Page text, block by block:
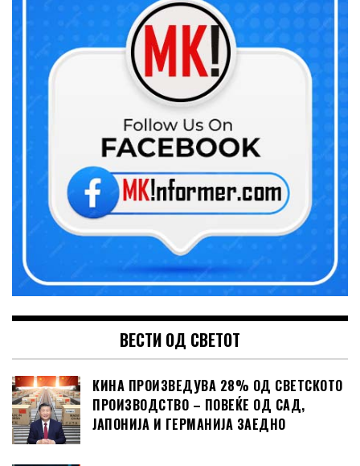
ВЕСТИ ОД СВЕТОТ
КИНА ПРОИЗВЕДУВА 28% ОД СВЕТСКОТО
ПРОИЗВОДСТВО – ПОВЕЌЕ ОД САД,
ЈАПОНИЈА И ГЕРМАНИЈА ЗАЕДНО